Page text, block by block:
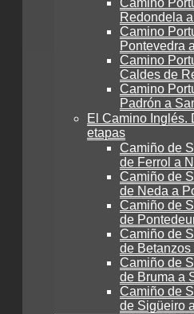
Camino
Redondela
Camino
Pontevedra
Camino
Caldes de
Camino
Padrón a
El Camino Inglés.
etapas
Camiño de
de Ferrol a
Camiño de
de Neda a
Camiño de
de
Camiño de
de Betanzos
Camiño de
de Bruma a
Camiño de
de Sigüeiro